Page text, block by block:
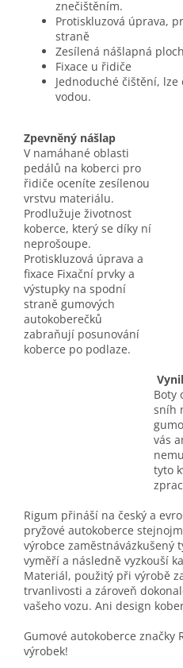
znečištěním.
Protiskluzová úprava,
straně
Zesílená nášlapná
Fixace u řidiče
Jednoduché čištění,
vodou.
Zpevněný nášlap
V namáhané oblasti
pedálů na koberci pro
řidiče oceníte zesílenou
vrstvu materiálu.
Prodlužuje životnost
koberce, který se díky ní
neprošoupe.
Protiskluzová úprava a
fixace Fixační prvky a
výstupky na spodní
straně gumových
autokoberečků
zabraňují posunování
koberce po podlaze.
Boty
sníh
vás
tyto
Rigum přináší na český a
pryžové autokoberce
výrobce zaměstnávázkušený
vyměří a následně vyzkouší
Materiál, použitý při výrobě
trvanlivosti a zároveň
vašeho vozu. Ani design
Gumové autokoberce značky
výrobek!